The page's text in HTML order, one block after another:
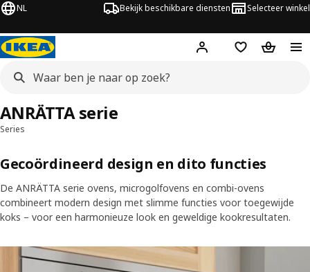
NL Bekijk beschikbare diensten Selecteer winkel
Hej! Log inVerlanglijstje
Series
ANRÄTTA serie
Gecoördineerd design en dito functies
De ANRÄTTA serie ovens, microgolfovens en combi-ovens
combineert modern design met slimme functies voor toegewijde
koks – voor een harmonieuze look en geweldige kookresultaten.